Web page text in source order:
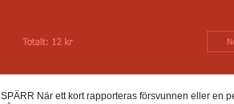
SPÄRR När ett kort rapporteras försvunnen eller en